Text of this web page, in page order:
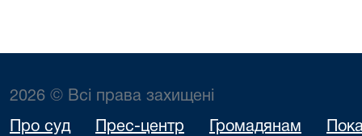
2026 © Всі права захищені
Про суд Прес-центр Громадянам